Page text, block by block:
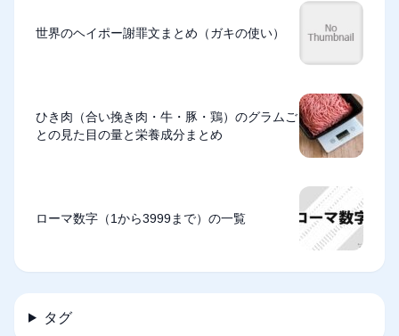
世界のヘイポー謝罪文まとめ（ガキの使い）
ひき肉（合い挽き肉・牛・豚・鶏）のグラムご
との見た目の量と栄養成分まとめ
ローマ数字（1から3999まで）の一覧
タグ